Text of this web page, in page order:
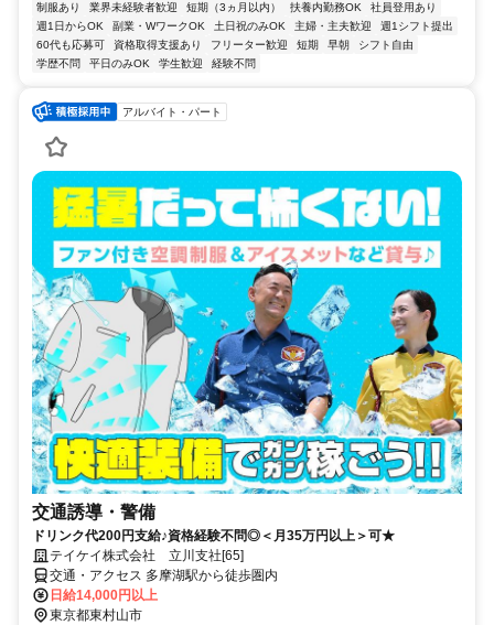
制服あり 業界未経験者歓迎 短期（3ヵ月以内） 扶養内勤務OK
社員登用あり
週1日からOK
副業・WワークOK 土日祝のみOK 主婦・主夫歓迎
週1シフト提出
60代も応募可
資格取得支援あり フリーター歓迎 短期 早朝
シフト自由
学歴不問
平日のみOK 学生歓迎 経験不問
アルバイト・パート
交通誘導・警備
ドリンク代200円支給♪資格経験不問◎＜月35万円以上＞可★
テイケイ株式会社 立川支社[65]
交通・アクセス 多摩湖駅から徒歩圏内
日給14,000円以上
東京都東村山市